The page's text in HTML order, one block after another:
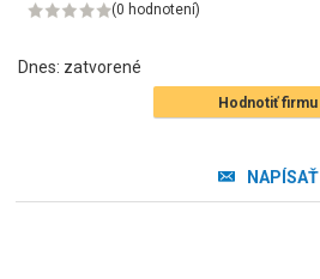
(0 hodnotení)
Dnes: zatvorené
Hodnotiť firmu
NAPÍSAŤ